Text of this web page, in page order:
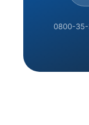
0800-35-